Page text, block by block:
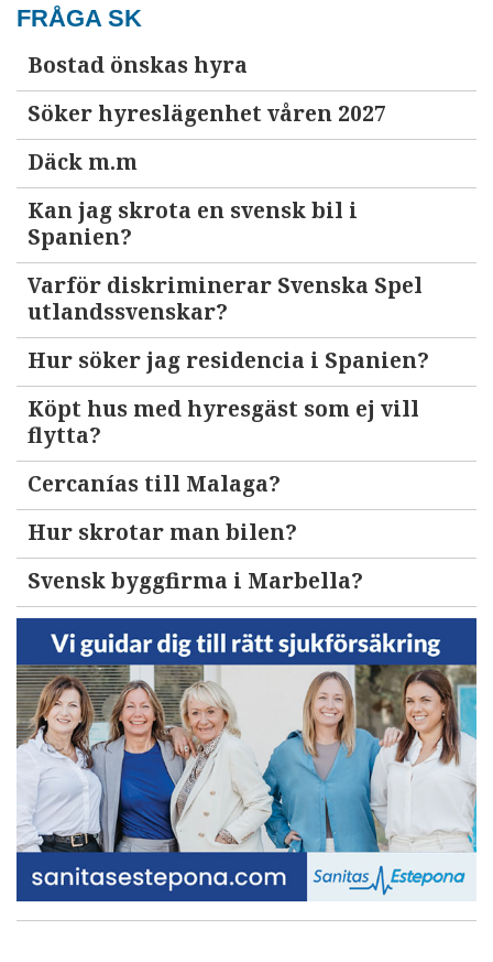
FRÅGA SK
Bostad önskas hyra
Söker hyreslägenhet våren 2027
Däck m.m
Kan jag skrota en svensk bil i
Spanien?
Varför diskriminerar Svenska Spel
utlandssvenskar?
Hur söker jag residencia i Spanien?
Köpt hus med hyresgäst som ej vill
flytta?
Cercanías till Malaga?
Hur skrotar man bilen?
Svensk byggfirma i Marbella?